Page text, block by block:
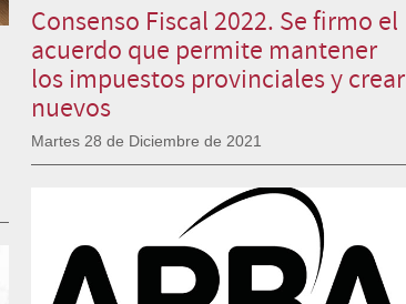
Consenso Fiscal 2022. Se firmo el
acuerdo que permite mantener
los impuestos provinciales y crear
nuevos
Martes 28 de Diciembre de 2021